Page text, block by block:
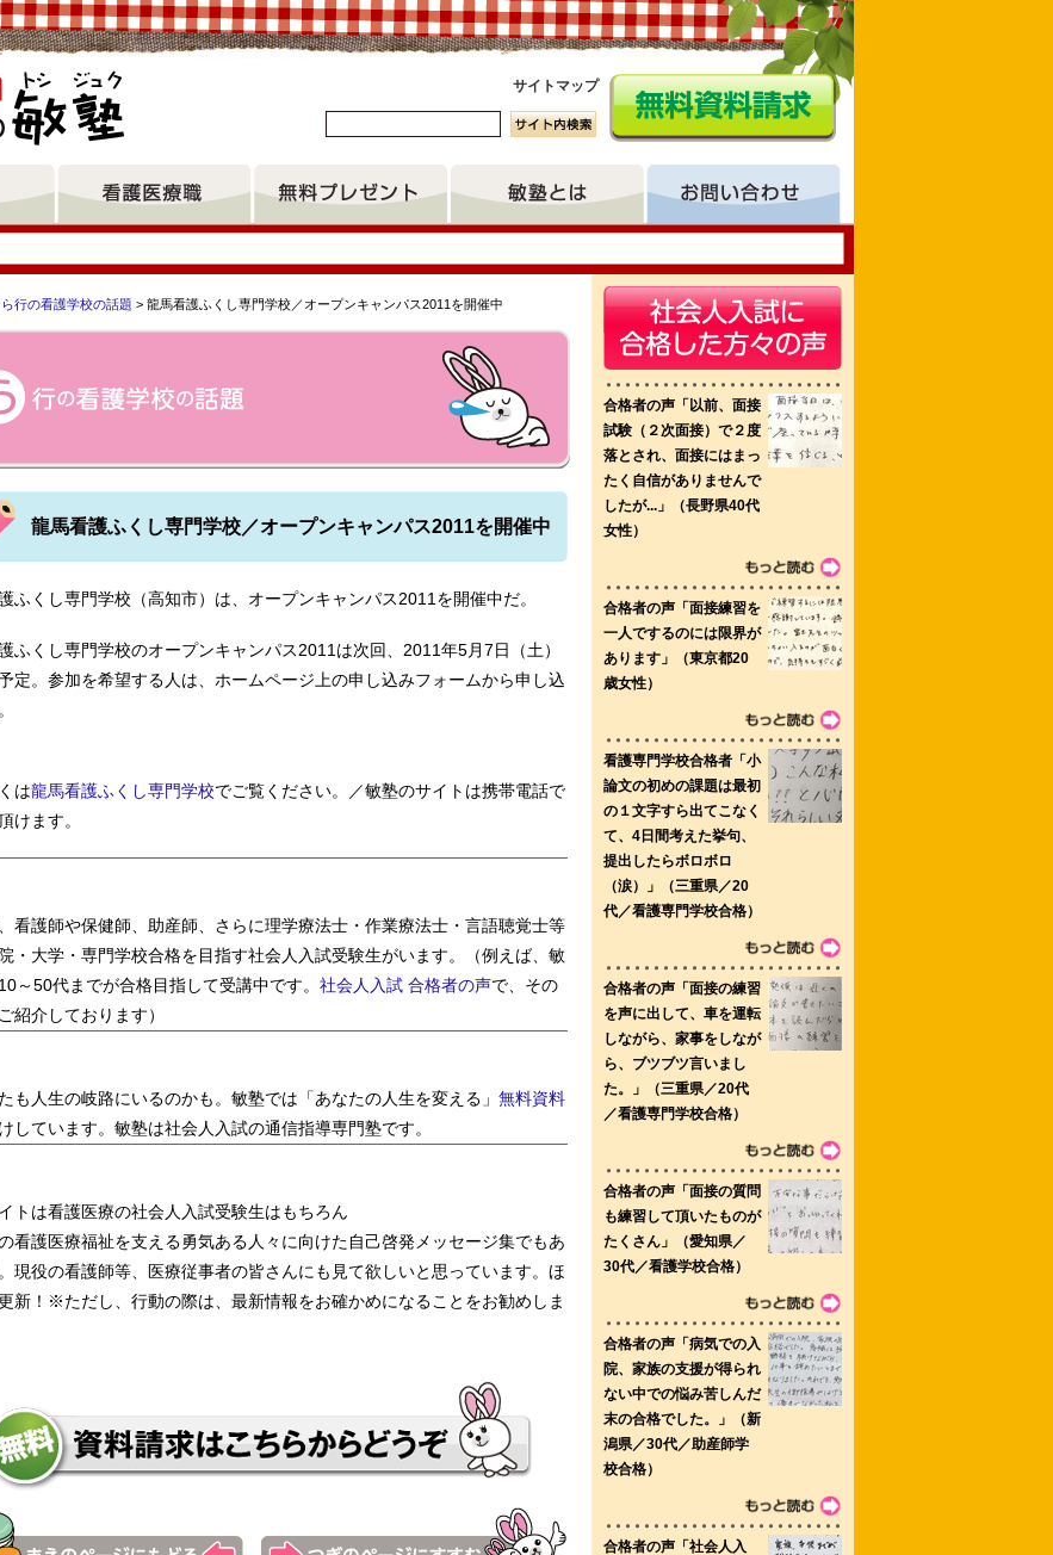
サイトマップ
堺看護専門学校 徳島大学医学部保健学科看護学専攻 佐久大学別科助産専攻 京都橘大学看護教育
校 呉市医師会看護専門学校 群馬大学大学院医学系研究科保健学専攻博士前期課程 岩国医療センタ
学院医学研究科保健学専攻 日本医科大学看護専門学校 東京都済生会看護専門学校 新潟看護医療専
総合病院看護専門学校 札幌医学技術福祉歯科専門学校 千葉県立舞鶴看護専門学校 三重大学
護専門学校 京都第一赤十字看護専門学校 別府医療センター附属大分中央看護学校 山形病院附属看
ら行の看護学校の話題 > 龍馬看護ふくし専門学校／オープンキャンパス2011を開催中
龍馬看護ふくし専門学校／オープンキャンパス2011を開催中
ふくし専門学校（高知市）は、オープンキャンパス2011を開催中だ。
ふくし専門学校のオープンキャンパス2011は次回、2011年5月7日（土）
定。参加を希望する人は、ホームページ上の申し込みフォームから申し込
は龍馬看護ふくし専門学校でご覧ください。／敏塾のサイトは携帯電話で
けます。
看護師や保健師、助産師、さらに理学療法士・作業療法士・言語聴覚士等
・大学・専門学校合格を目指す社会人入試受験生がいます。（例えば、敏
～50代までが合格目指して受講中です。 社会人入試 合格者の声で、その
紹介しております）
も人生の岐路にいるのかも。敏塾では「あなたの人生を変える」 無料資料
しています。敏塾は社会人入試の通信指導専門塾です。
トは看護医療の社会人入試受験生はもちろん
の看護医療福祉を支える勇気ある人々に向けた自己啓発メッセージ集でもあ
現役の看護師等、医療従事者の皆さんにも見て欲しいと思っています。ほ
新！※ただし、行動の際は、最新情報をお確かめになることをお勧めしま